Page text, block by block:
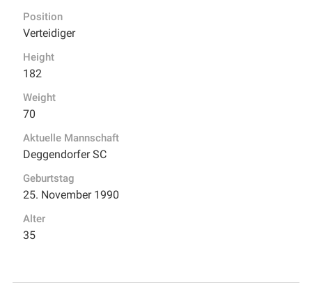
Position
Verteidiger
Height
182
Weight
70
Aktuelle Mannschaft
Deggendorfer SC
Geburtstag
25. November 1990
Alter
35